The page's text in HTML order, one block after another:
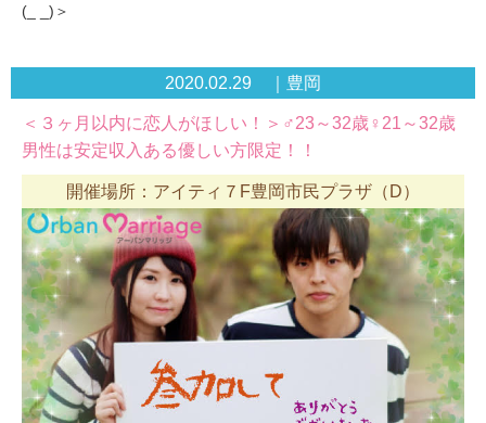
(_ _)＞
2020.02.29 ｜豊岡
＜３ヶ月以内に恋人がほしい！＞♂23～32歳♀21～32歳
男性は安定収入ある優しい方限定！！
開催場所：アイティ７F豊岡市民プラザ（D）